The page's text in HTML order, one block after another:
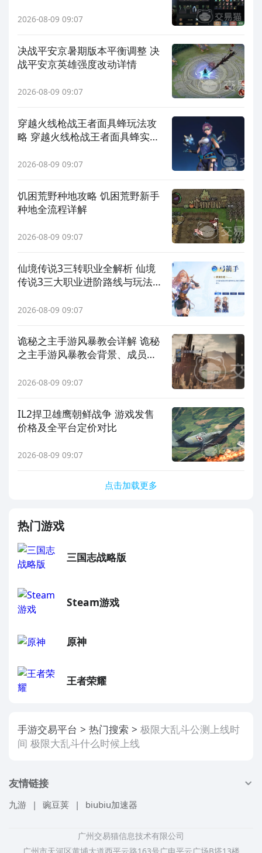
2026-08-09 09:07
决战平安京暑期版本平衡调整 决
战平安京英雄强度改动详情
2026-08-09 09:07
穿越火线枪战王者面具蜂玩法攻
略 穿越火线枪战王者面具蜂实战
2026-08-09 09:07
饥困荒野种地攻略 饥困荒野新手
种地全流程详解
2026-08-09 09:07
仙境传说3三转职业全解析 仙境
传说3三大职业进阶路线与玩法指
2026-08-09 09:07
诡秘之主手游风暴教会详解 诡秘
之主手游风暴教会背景、成员与
2026-08-09 09:07
IL2捍卫雄鹰朝鲜战争 游戏发售
价格及全平台定价对比
2026-08-09 09:07
点击加载更多
热门游戏
三国志战略版
Steam游戏
原神
王者荣耀
手游交易平台 热门搜索
极限大乱斗公测上线时
间 极限大乱斗什么时候上线
友情链接
九游 | 豌豆荚 | biubiu加速器
广州交易猫信息技术有限公司
广州市天河区黄埔大道西平云路163号广电平云广场B塔13楼